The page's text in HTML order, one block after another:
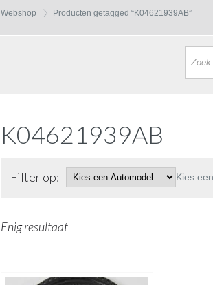
Webshop Producten getagged “K04621939AB”
K04621939AB
Filter op: Kies
Enig resultaat